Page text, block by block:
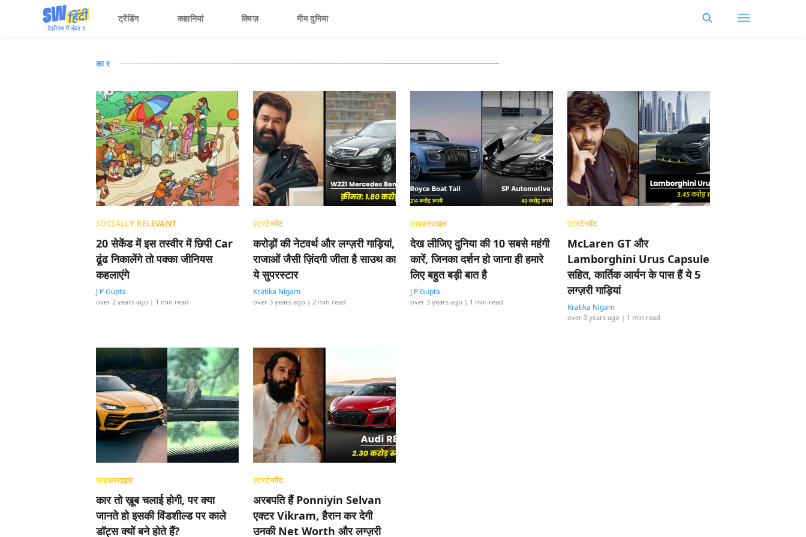
ट्रेंडिंग कहानियां क्विज़ मीम दुनिया
कार
SOCIALLY RELEVANT
20 सेकेंड में इस तस्वीर में छिपी Car
ढूंढ निकालेंगे तो पक्का जीनियस
कहलाएंगे
J P Gupta
over 2 years ago | 1 min read
एंटरटेनमेंट
करोड़ों की नेटवर्थ और लग्ज़री गाड़ियां,
राजाओं जैसी ज़िंदगी जीता है साउथ का
ये सुपरस्टार
Kratika Nigam
over 3 years ago | 2 min read
लाइफ़स्टाइल
देख लीजिए दुनिया की 10 सबसे महंगी
कारें, जिनका दर्शन हो जाना ही हमारे
लिए बहुत बड़ी बात है
J P Gupta
over 3 years ago | 1 min read
एंटरटेनमेंट
McLaren GT और
Lamborghini Urus Capsule
सहित, कार्तिक आर्यन के पास हैं ये 5
लग्ज़री गाड़ियां
Kratika Nigam
over 3 years ago | 1 min read
लाइफ़स्टाइल
कार तो ख़ूब चलाई होगी, पर क्या
जानते हो इसकी विंडशील्ड पर काले
डॉट्स क्यों बने होते हैं?
एंटरटेनमेंट
अरबपति हैं Ponniyin Selvan
एक्टर Vikram, हैरान कर देगी
उनकी Net Worth और लग्ज़री